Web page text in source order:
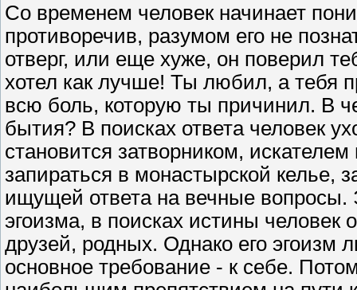
Со временем человек начинает
противоречив, разумом его не
отверг, или еще хуже, он поверил
хотел как лучше! Ты любил, а тебя
всю боль, которую ты причинил. В
бытия? В поисках ответа человек
становится затворником,
запираться в монастырской келье,
ищущей ответа на вечные вопросы.
эгоизма, в поисках истины человек
друзей, родных. Однако его эгоизм
основное требование - к себе.